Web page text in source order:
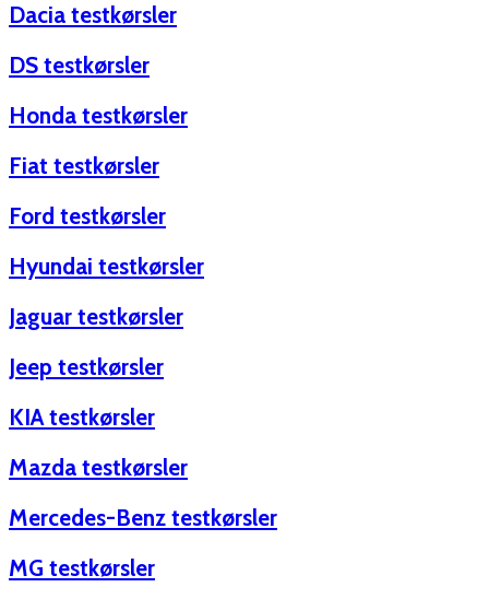
Dacia testkørsler
DS testkørsler
Honda testkørsler
Fiat testkørsler
Ford testkørsler
Hyundai testkørsler
Jaguar testkørsler
Jeep testkørsler
KIA testkørsler
Mazda testkørsler
Mercedes-Benz testkørsler
MG testkørsler